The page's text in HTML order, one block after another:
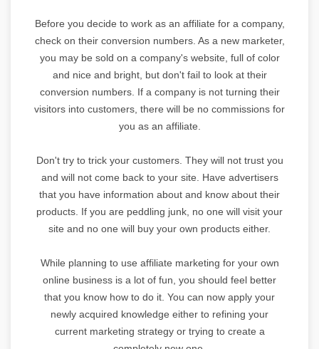
Before you decide to work as an affiliate for a company,
check on their conversion numbers. As a new marketer,
you may be sold on a company's website, full of color
and nice and bright, but don't fail to look at their
conversion numbers. If a company is not turning their
visitors into customers, there will be no commissions for
you as an affiliate.
Don't try to trick your customers. They will not trust you
and will not come back to your site. Have advertisers
that you have information about and know about their
products. If you are peddling junk, no one will visit your
site and no one will buy your own products either.
While planning to use affiliate marketing for your own
online business is a lot of fun, you should feel better
that you know how to do it. You can now apply your
newly acquired knowledge either to refining your
current marketing strategy or trying to create a